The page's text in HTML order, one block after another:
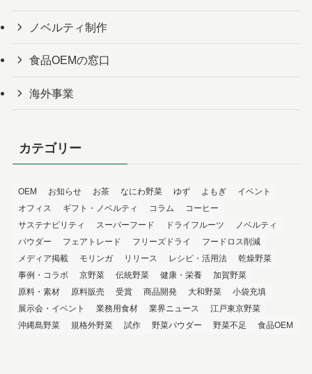
ノベルティ制作
食品OEMの窓口
海外事業
カテゴリー
OEM お知らせ お茶 なにわ野菜 ゆず よもぎ
イベント
オフィス
ギフト・ノベルティ コラム
コーヒー
サステナビリティ
スーパーフード ドライフルーツ
ノベルティ
パウダー
フェアトレード フリーズドライ
フードロス削減
メディア掲載
モリンガ リリース レシピ・活用法
乾燥野菜
事例・コラボ
京野菜 伝統野菜 健康・栄養
加賀野菜
原料・素材
原料販売 受賞 商品開発 大和野菜
小袋充填
展示会・イベント
業務用食材 業界ニュース
江戸東京野菜
沖縄島野菜
規格外野菜 試作 野菜パウダー 野菜不足 食品OEM